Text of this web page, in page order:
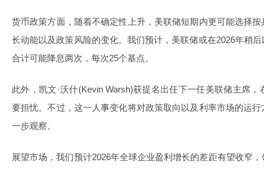
货币政策方面，随着不确定性上升，美联储短期内更可能选择
长动能以及政策风险的变化。我们预计，美联储或在2026年稍
合计可能降息两次，每次25个基点。
此外，凯文·沃什(Kevin Warsh)获提名出任下一任美联储主席
要担忧。不过，这一人事变化将对政策取向以及利率市场的运
一步观察。
展望市场，我们预计2026年全球企业盈利增长的差距有望收窄